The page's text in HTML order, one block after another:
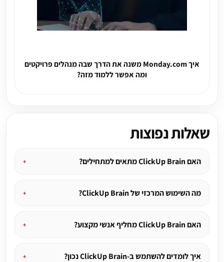
איך Monday.com משנה את הדרך שבה מנהלים פרויקטים
ומה אפשר ללמוד מזה?
שאלות נפוצות
האם ClickUp Brain מתאים למתחילים?
מה השימוש המרכזי של ClickUp Brain?
האם ClickUp Brain מחליף אנשי מקצוע?
איך לומדים להשתמש ב-ClickUp Brain נכון?